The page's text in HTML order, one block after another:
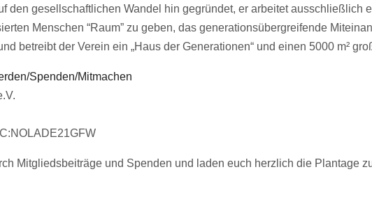
den gesellschaftlichen Wandel hin gegründet, er arbeitet ausschließlich
Menschen “Raum” zu geben, das generationsübergreifende
betreibt der Verein ein „Haus der Generationen“ und einen 5000 m²
Spenden/Mitmachen
Mitgliedsbeiträge und Spenden und laden euch herzlich die Plantage